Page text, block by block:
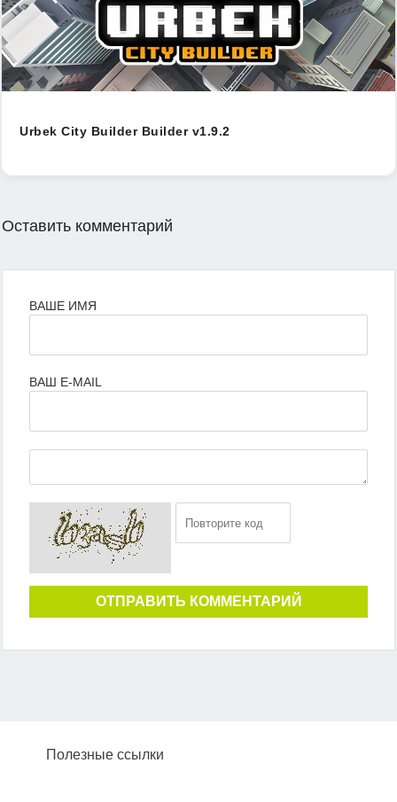
Urbek City Builder Builder v1.9.2
Оставить комментарий
ВАШЕ ИМЯ
ВАШ E-MAIL
ОТПРАВИТЬ КОММЕНТАРИЙ
Полезные ссылки